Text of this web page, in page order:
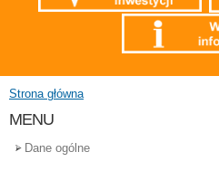
Jesteś tutaj
Strona główna
MENU
Dane ogólne